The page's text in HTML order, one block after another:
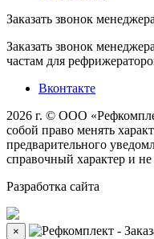
Заказать звонок менеджера
Заказать звонок
частам для
Вконтакте
2026 г. © ООО
собой право менять
предварительного
справочный характер и
Разработка сайта
×